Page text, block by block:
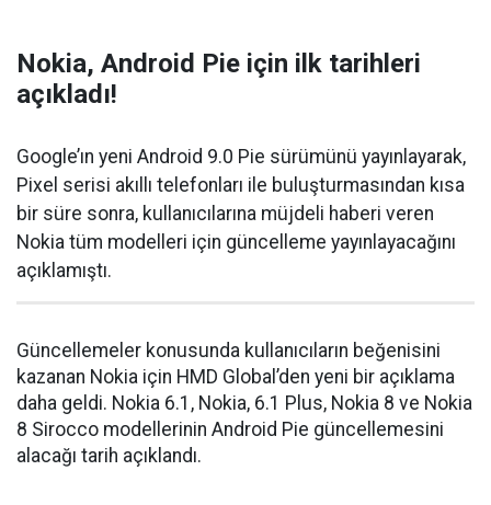
Nokia, Android Pie için ilk tarihleri
açıkladı!
Google’ın yeni Android 9.0 Pie sürümünü yayınlayarak,
Pixel serisi akıllı telefonları ile buluşturmasından kısa
bir süre sonra, kullanıcılarına müjdeli haberi veren
Nokia tüm modelleri için güncelleme yayınlayacağını
açıklamıştı.
Güncellemeler konusunda kullanıcıların beğenisini
kazanan Nokia için HMD Global’den yeni bir açıklama
daha geldi. Nokia 6.1, Nokia, 6.1 Plus, Nokia 8 ve Nokia
8 Sirocco modellerinin Android Pie güncellemesini
alacağı tarih açıklandı.